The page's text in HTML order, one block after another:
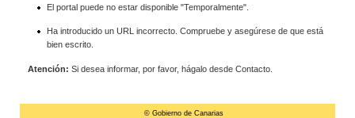
El portal puede no estar disponible "Temporalmente".
Ha introducido un URL incorrecto. Compruebe y asegúrese de que está
bien escrito.
Atención: Si desea informar, por favor, hágalo desde Contacto.
© Gobierno de Canarias